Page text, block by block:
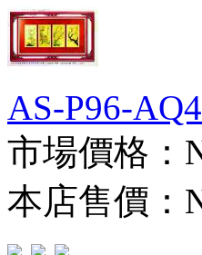
AS-P96-
市場價格：
本店售價：